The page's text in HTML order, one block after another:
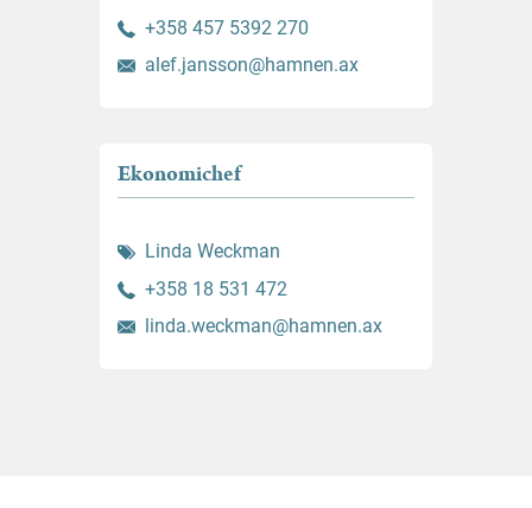
+358 457 5392 270
alef.jansson@hamnen.ax
Ekonomichef
Linda Weckman
+358 18 531 472
linda.weckman@hamnen.ax